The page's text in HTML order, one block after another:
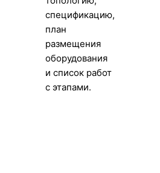
спецификацию,
план
размещения
оборудования
и список работ
с этапами.